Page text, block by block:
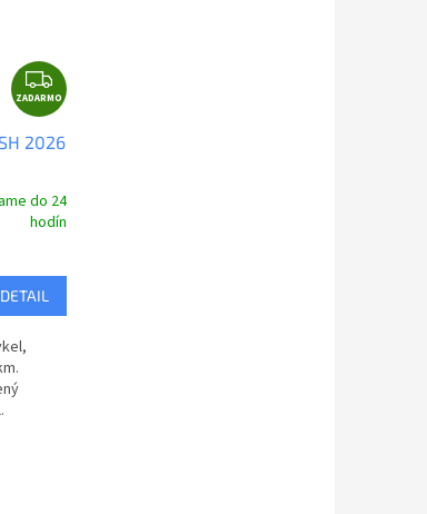
Z
A
D
A
M
ZADARMO
2026
do 24
hodín
DETAIL